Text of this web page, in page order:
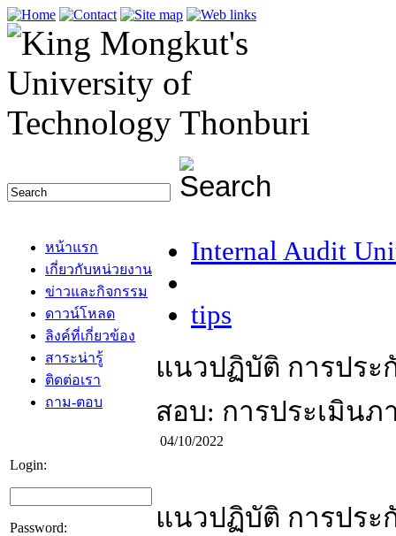
หน้าแรก
เกี่ยวกับหน่วยงาน
ข่าวและกิจกรรม
ดาวน์โหลด
ลิงค์ที่เกี่ยวข้อง
สาระน่ารู้
ติดต่อเรา
ถาม-ตอบ
Login:
Password:
Internal Audit
tips
แนวปฏิบัติ การปร
สอบ: การประเมินภ
04/10/2022
แนวปฏิบัติ การปร